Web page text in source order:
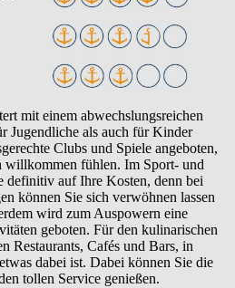
mit einem abwechslungsreichen
Jugendliche als auch für Kinder
Clubs und Spiele angeboten,
willkommen fühlen. Im Sport- und
definitiv auf Ihre Kosten, denn bei
können Sie sich verwöhnen lassen
wird zum Auspowern eine
geboten. Für den kulinarischen
Restaurants, Cafés und Bars, in
dabei ist. Dabei können Sie die
tollen Service genießen.